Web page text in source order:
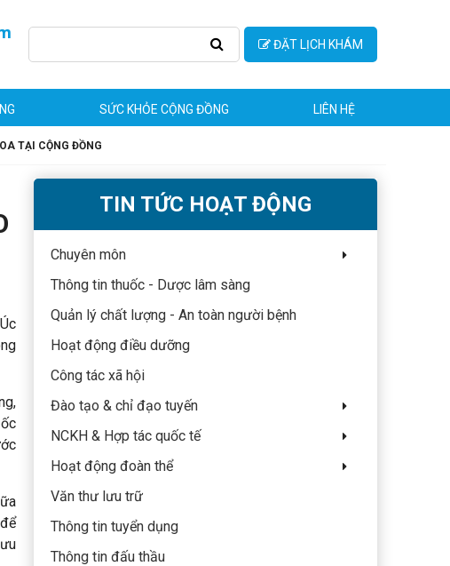
ĐẶT LỊCH KHÁM
SỨC KHỎE CỘNG ĐỒNG LIÊN HỆ
TẠI CỘNG ĐỒNG
TIN TỨC HOẠT ĐỘNG
Chuyên môn
Thông tin thuốc - Dược lâm sàng
Quản lý chất lượng - An toàn người bệnh
Hoạt động điều dưỡng
Công tác xã hội
Đào tạo & chỉ đạo tuyến
NCKH & Hợp tác quốc tế
Hoạt động đoàn thể
Văn thư lưu trữ
Thông tin tuyển dụng
Thông tin đấu thầu